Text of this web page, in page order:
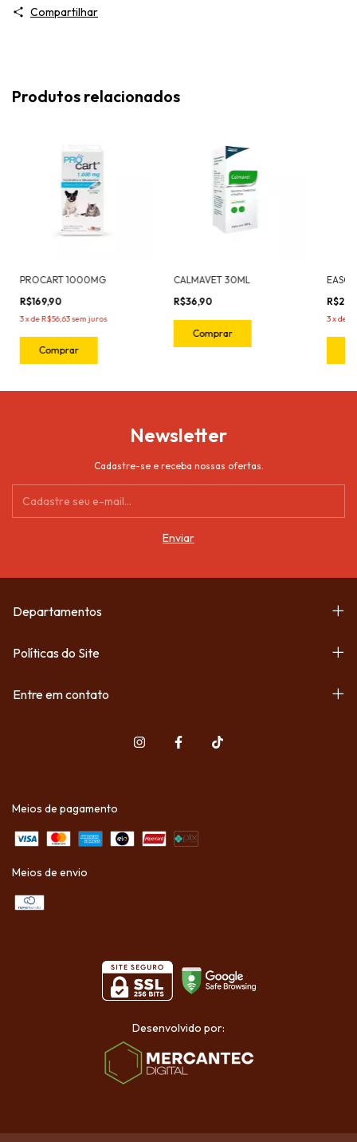
Compartilhar
Produtos relacionados
PROCART 1000MG
R$169,90
3xdeR$56,63sem juros
CALMAVET 30ML
R$36,90
3xde
Newsletter
Cadastre-se e receba nossas ofertas.
Departamentos
Políticas do Site
Entre em contato
Meios de pagamento
Meios de envio
Desenvolvido por: